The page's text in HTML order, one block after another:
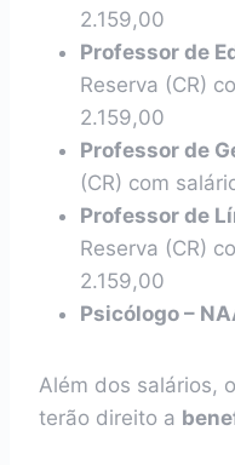
2.159,00
Professor de
Reserva (CR)
2.159,00
Professor de
(CR) com
Professor de
Reserva (CR)
2.159,00
Psicólogo –
Além dos salários,
terão direito a